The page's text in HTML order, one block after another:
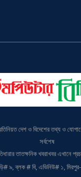
দেশ ও বিদেশের তথ্য ও
সর্বশেষ
তাতক্ষনিক খবরাখবর এখানে
৯, ব্লক # বি, এভিনিউ# ১,